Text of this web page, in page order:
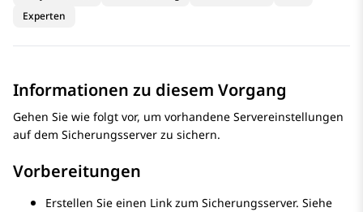
Experten
Informationen zu diesem Vorgang
Gehen Sie wie folgt vor, um vorhandene Servereinstellungen
auf dem Sicherungsserver zu sichern.
Vorbereitungen
Erstellen Sie einen Link zum Sicherungsserver. Siehe